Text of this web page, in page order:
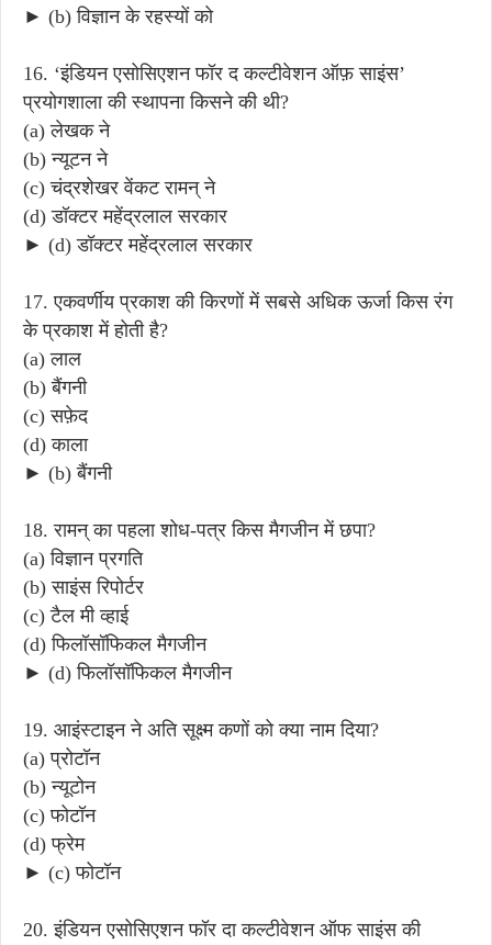
► (b) विज्ञान के रहस्यों को
16. ‘इंडियन एसोसिएशन फॉर द कल्टीवेशन ऑफ़ साइंस’
प्रयोगशाला की स्थापना किसने की थी?
(a) लेखक ने
(b) न्यूटन ने
(c) चंद्रशेखर वेंकट रामन् ने
(d) डॉक्टर महेंद्रलाल सरकार
► (d) डॉक्टर महेंद्रलाल सरकार
17. एकवर्णीय प्रकाश की किरणों में सबसे अधिक ऊर्जा किस रंग
के प्रकाश में होती है?
(a) लाल
(b) बैंगनी
(c) सफ़ेद
(d) काला
► (b) बैंगनी
18. रामन् का पहला शोध-पत्र किस मैगजीन में छपा?
(a) विज्ञान प्रगति
(b) साइंस रिपोर्टर
(c) टैल मी व्हाई
(d) फिलॉसॉफिकल मैगजीन
► (d) फिलॉसॉफिकल मैगजीन
19. आइंस्टाइन ने अति सूक्ष्म कणों को क्या नाम दिया?
(a) प्रोटॉन
(b) न्यूटोन
(c) फोटॉन
(d) फ्रेम
► (c) फोटॉन
20. इंडियन एसोसिएशन फॉर दा कल्टीवेशन ऑफ साइंस की